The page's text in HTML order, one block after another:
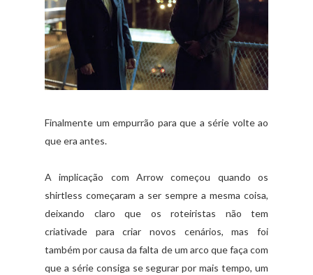
Finalmente um empurrão para que a série volte ao
que era antes.
A implicação com Arrow começou quando os
shirtless começaram a ser sempre a mesma coisa,
deixando claro que os roteiristas não tem
criativade para criar novos cenários, mas foi
também por causa da falta de um arco que faça com
que a série consiga se segurar por mais tempo, um